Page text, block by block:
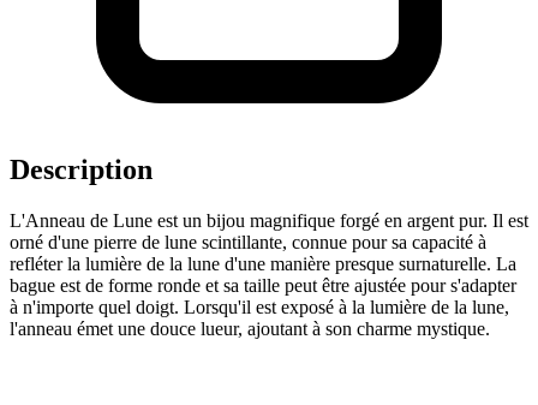
Description
L'Anneau de Lune est un bijou magnifique forgé en argent pur. Il est
orné d'une pierre de lune scintillante, connue pour sa capacité à
refléter la lumière de la lune d'une manière presque surnaturelle. La
bague est de forme ronde et sa taille peut être ajustée pour s'adapter
à n'importe quel doigt. Lorsqu'il est exposé à la lumière de la lune,
l'anneau émet une douce lueur, ajoutant à son charme mystique.